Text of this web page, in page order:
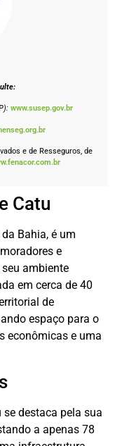
www.susep.gov.br
e de Resseguros, de
Catu
Bahia, é um
e
ambiente
em cerca de 40
de
espaço para o
econômicas e uma
destaca pela sua
a apenas 78